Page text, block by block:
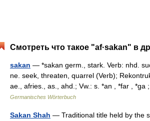
Смотреть что такое "af·sakan" в
sakan — *sakan germ., stark. Verb: nhd.
ne. seek, threaten, quarrel (Verb);
ae., afries., as., ahd.; Vw.: s. *an , *far ,
Germanisches Wörterbuch
Sakan Shah — Traditional title held by the